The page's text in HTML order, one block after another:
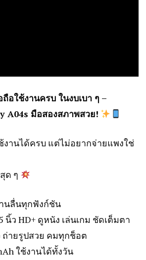
อใช้งานครบ ในงบเบา ๆ –
A04s มือสองสภาพสวย!
งานได้ครบ แต่ไม่อยากจ่ายแพงใช่
ด ๆ
นลื่นทุกฟังก์ชัน
นิ้ว HD+ ดูหนัง เล่นเกม ชัดเต็มตา
ถ่ายรูปสวย คมทุกช็อต
ใช้งานได้ทั้งวัน